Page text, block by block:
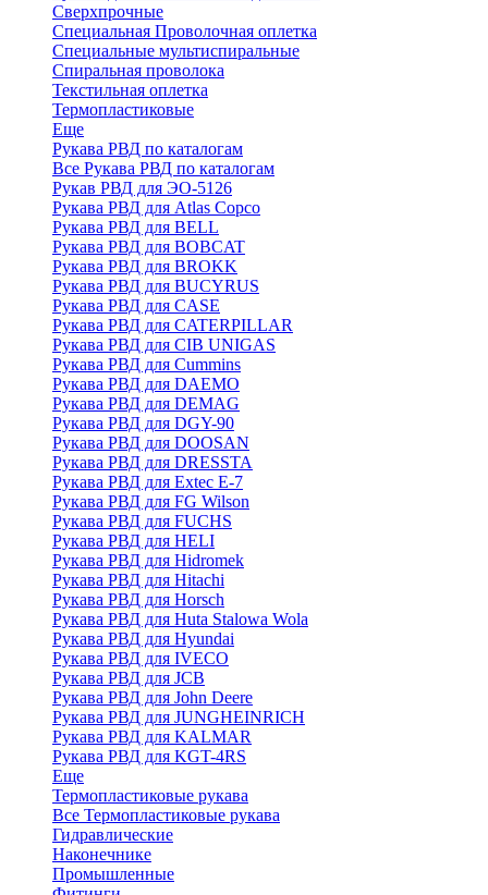
Сверхпрочные
Специальная Проволочная оплетка
Специальные мультиспиральные
Спиральная проволока
Текстильная оплетка
Термопластиковые
Еще
Рукава РВД по каталогам
Все Рукава РВД по каталогам
Рукав РВД для ЭО-5126
Рукава РВД для Atlas Copco
Рукава РВД для BELL
Рукава РВД для BOBCAT
Рукава РВД для BROKK
Рукава РВД для BUCYRUS
Рукава РВД для CASE
Рукава РВД для CATERPILLAR
Рукава РВД для CIB UNIGAS
Рукава РВД для Cummins
Рукава РВД для DAEMO
Рукава РВД для DEMAG
Рукава РВД для DGY-90
Рукава РВД для DOOSAN
Рукава РВД для DRESSTA
Рукава РВД для Extec E-7
Рукава РВД для FG Wilson
Рукава РВД для FUCHS
Рукава РВД для HELI
Рукава РВД для Hidromek
Рукава РВД для Hitachi
Рукава РВД для Horsch
Рукава РВД для Huta Stalowa Wola
Рукава РВД для Hyundai
Рукава РВД для IVECO
Рукава РВД для JCB
Рукава РВД для John Deere
Рукава РВД для JUNGHEINRICH
Рукава РВД для KALMAR
Рукава РВД для KGT-4RS
Еще
Термопластиковые рукава
Все Термопластиковые рукава
Гидравлические
Наконечнике
Промышленные